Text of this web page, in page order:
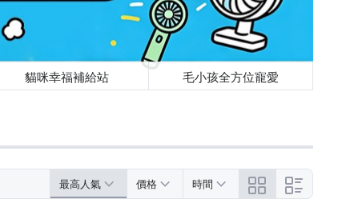
貓咪幸福補給站 毛小孩全方位寵愛
最高人氣 價格 時間